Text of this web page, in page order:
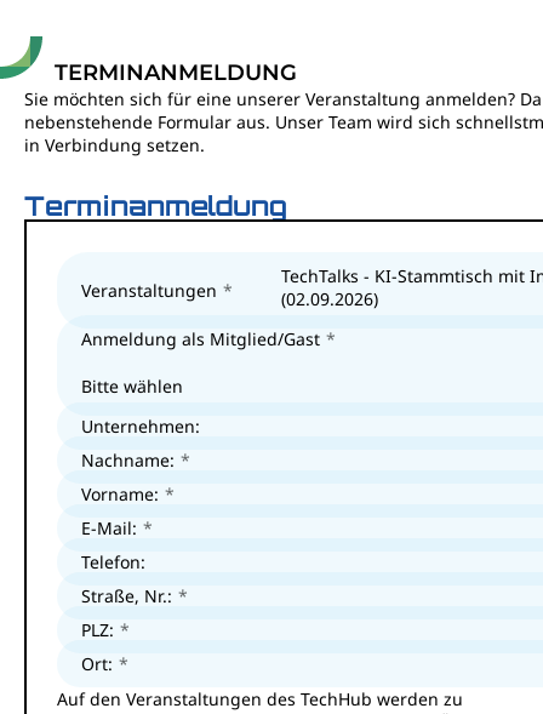
TERMINANMELDUNG
Sie möchten sich für eine unserer Veranstaltung anmelden?
nebenstehende Formular aus. Unser Team wird sich
in Verbindung setzen.
Terminanmeldung
Veranstaltungen
TechTalks - KI-Stammtisch mit
(02.09.2026)
Anmeldung als Mitglied/Gast
Bitte wählen
Unternehmen:
Nachname:
Vorname:
E-Mail:
Telefon:
Straße, Nr.:
PLZ:
Ort:
Auf den Veranstaltungen des TechHub werden zu